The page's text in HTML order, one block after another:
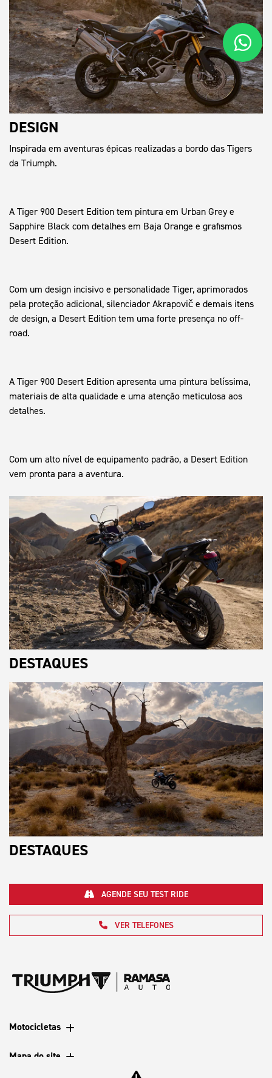
DESIGN
Inspirada em aventuras épicas realizadas a bordo das Tigers
da Triumph.
A Tiger 900 Desert Edition tem pintura em Urban Grey e
Sapphire Black com detalhes em Baja Orange e grafismos
Desert Edition.
Com um design incisivo e personalidade Tiger, aprimorados
pela proteção adicional, silenciador Akrapovič e demais itens
de design, a Desert Edition tem uma forte presença no off-
road.
A Tiger 900 Desert Edition apresenta uma pintura belíssima,
materiais de alta qualidade e uma atenção meticulosa aos
detalhes.
Com um alto nível de equipamento padrão, a Desert Edition
vem pronta para a aventura.
DESTAQUES
DESTAQUES
VER TELEFONES
AGENDE SEU TEST RIDE
Motocicletas
Mapa do site